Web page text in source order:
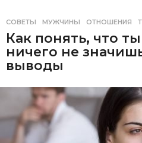
СОВЕТЫ МУЖЧИНЫ ,ОТНОШЕНИЯ ,
Как понять, что
ничего не
выводы